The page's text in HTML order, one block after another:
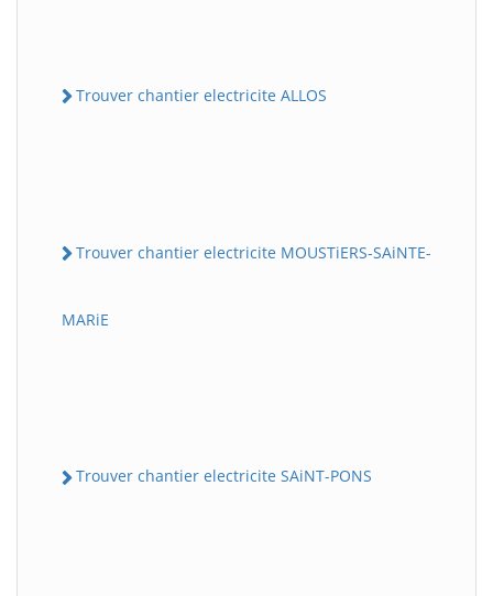
Trouver chantier electricite ALLOS
Trouver chantier electricite MOUSTiERS-SAiNTE-
MARiE
Trouver chantier electricite SAiNT-PONS